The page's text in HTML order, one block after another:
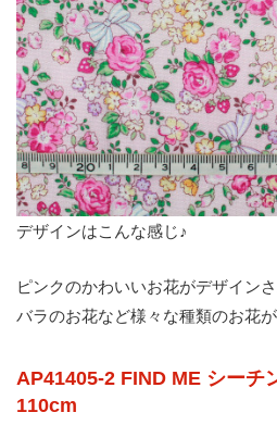
デザインはこんな感じ♪
ピンクのかわいいお花がデザイン
バラのお花など様々な種類のお花
AP41405-2 FIND ME シーチ
110cm